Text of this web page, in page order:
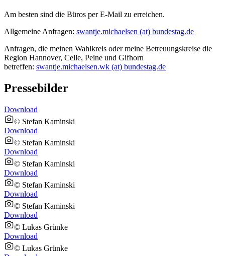
Am besten sind die Büros per E-Mail zu erreichen.
Allgemeine Anfragen: swantje.michaelsen (at) bundestag.de
Anfragen, die meinen Wahlkreis oder meine Betreuungskreise die
Region Hannover, Celle, Peine und Gifhorn
betreffen: swantje.michaelsen.wk (at) bundestag.de
Pressebilder
Download
© Stefan Kaminski
Download
© Stefan Kaminski
Download
© Stefan Kaminski
Download
© Stefan Kaminski
Download
© Stefan Kaminski
Download
© Lukas Grünke
Download
© Lukas Grünke